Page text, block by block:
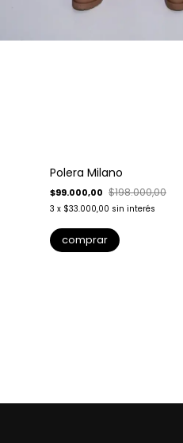
Polera Milano
$99.000,00 $198.000,00
3 x $33.000,00 sin interés
comprar